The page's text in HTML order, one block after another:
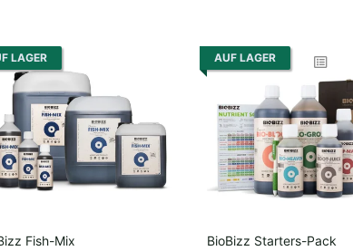
LAGER
Fish-Mix
AUF LAGER
BioBizz Starters-Pack